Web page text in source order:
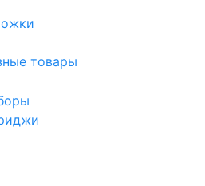
товары